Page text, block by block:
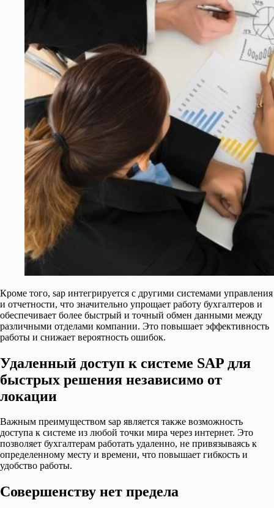
Кроме того, sap интегрируется с другими системами управления
и отчетности, что значительно упрощает работу бухгалтеров и
обеспечивает более быстрый и точный обмен данными между
различными отделами компании. Это повышает эффективность
работы и снижает вероятность ошибок.
Удаленный доступ к системе SAP для
быстрых решения независимо от
локации
Важным преимуществом sap является также возможность
доступа к системе из любой точки мира через интернет. Это
позволяет бухгалтерам работать удаленно, не привязываясь к
определенному месту и времени, что повышает гибкость и
удобство работы.
Совершенству нет предела